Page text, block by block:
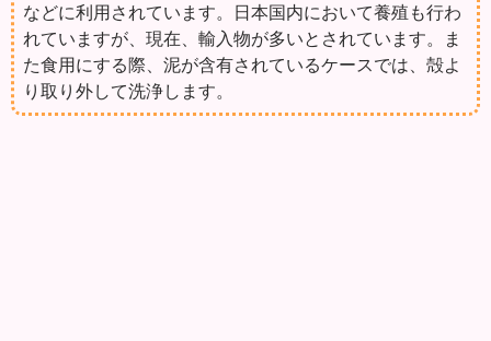
などに利用されています。日本国内において養殖も行わ
れていますが、現在、輸入物が多いとされています。ま
た食用にする際、泥が含有されているケースでは、殻よ
り取り外して洗浄します。